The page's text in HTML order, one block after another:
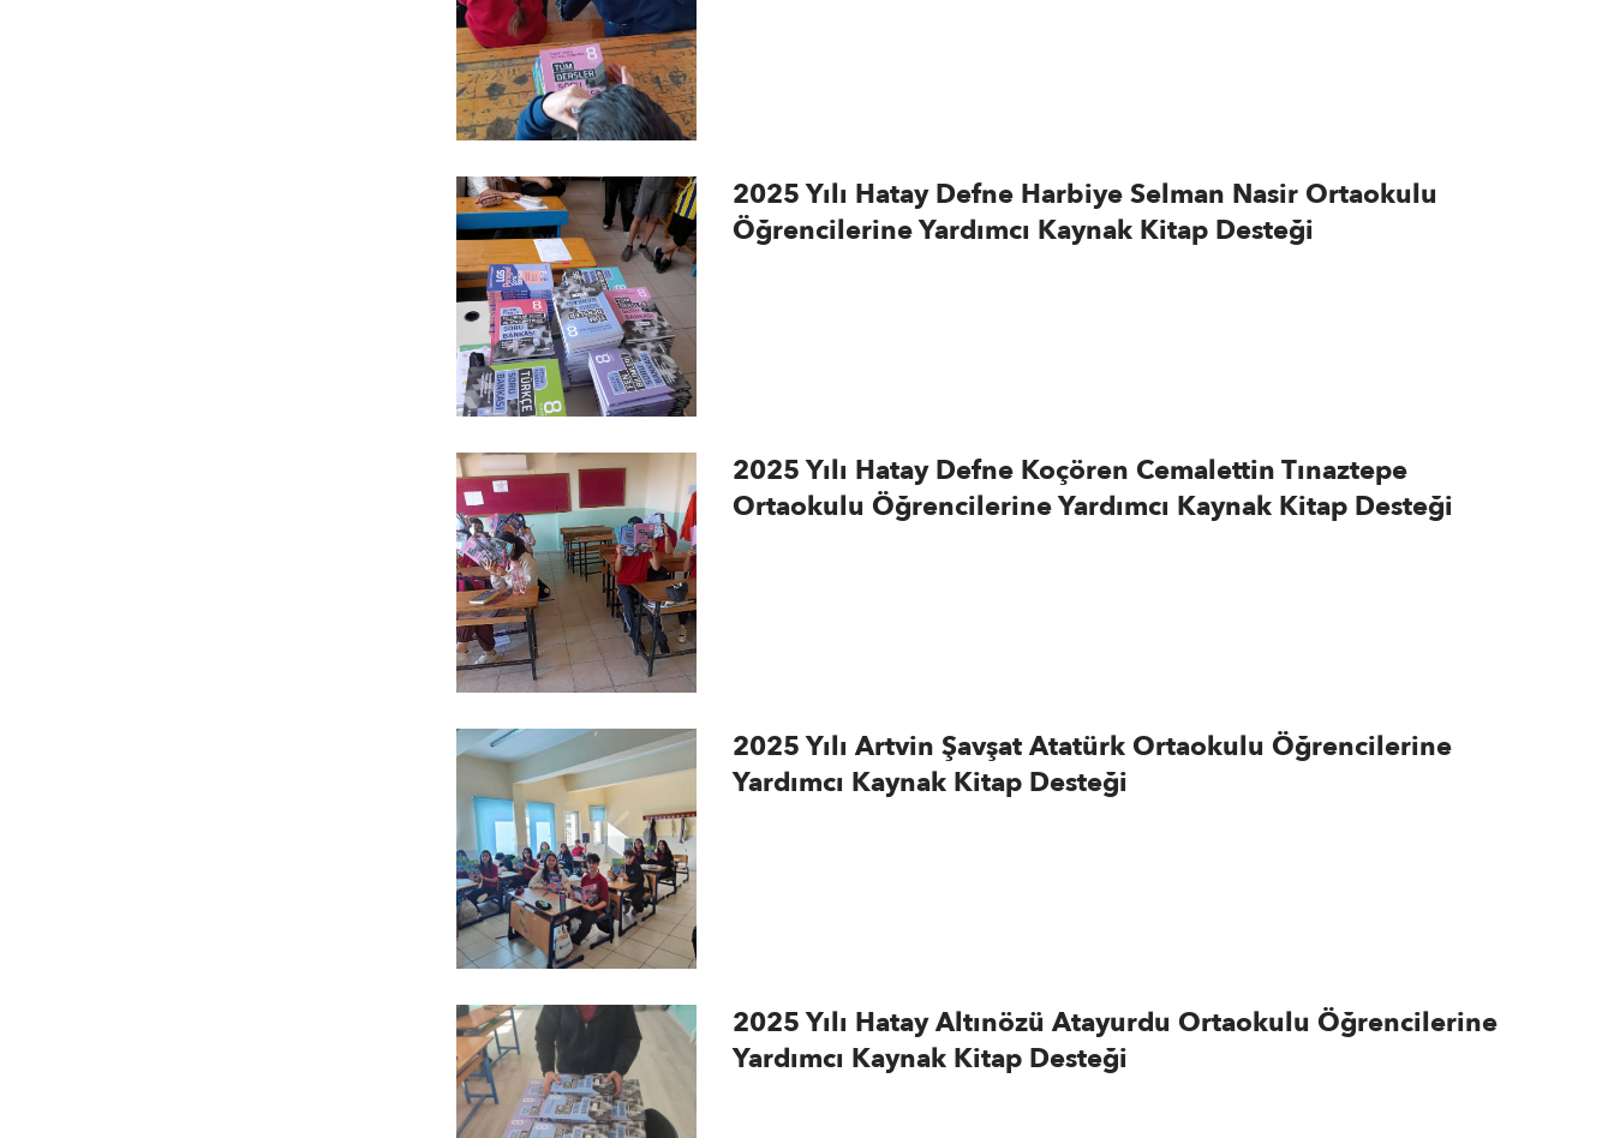
2025 Yılı Hatay Defne Harbiye Selman Nasir Ortaokulu
Öğrencilerine Yardımcı Kaynak Kitap Desteği
2025 Yılı Hatay Defne Koçören Cemalettin Tınaztepe
Ortaokulu Öğrencilerine Yardımcı Kaynak Kitap Desteği
2025 Yılı Artvin Şavşat Atatürk Ortaokulu Öğrencilerine
Yardımcı Kaynak Kitap Desteği
2025 Yılı Hatay Altınözü Atayurdu Ortaokulu Öğrencilerine
Yardımcı Kaynak Kitap Desteği